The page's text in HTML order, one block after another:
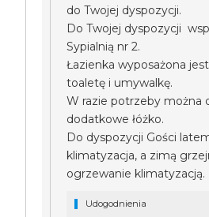
do Twojej dyspozycji.
Do Twojej dyspozycji
Sypialnią nr 2.
Łazienka wyposażona
toaletę i umywalkę.
W razie potrzeby można
dodatkowe łóżko.
Do dyspozycji Gości
klimatyzacja, a zimą
ogrzewanie klimatyzacją.
Udogodnienia